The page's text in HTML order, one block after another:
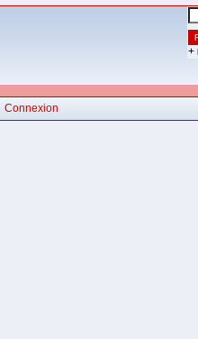
+
Connexion